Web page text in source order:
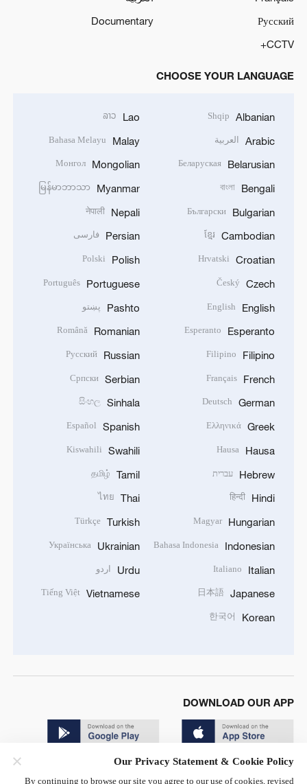
Русский
Documentary
CCTV+
CHOOSE YOUR LANGUAGE
Albanian
Shqip
Arabic العربية
Belarusian
Беларуская
Bengali
বাংলা
Bulgarian
Български
Cambodian
ខ្មែរ
Croatian
Hrvatski
Czech
Český
English
English
Esperanto
Esperanto
Filipino
Filipino
French
Français
German
Deutsch
Greek
Ελληνικά
Hausa
Hausa
Hebrew עברית
Hindi
हिन्दी
Hungarian
Magyar
Indonesian
Bahasa Indonesia
Italian
Italiano
Japanese
日本語
Korean
한국어
Lao
ລາວ
Malay
Bahasa Melayu
Mongolian
Монгол
Myanmar
မြန်မာဘာသာ
Nepali
नेपाली
Persian فارسی
Polish
Polski
Portuguese
Português
Pashto پښتو
Romanian
Română
Russian
Русский
Serbian
Српски
Sinhala
සිංහල
Spanish
Español
Swahili
Kiswahili
Tamil
தமிழ்
Thai
ไทย
Turkish
Türkçe
Ukrainian
Українська
Urdu اردو
Vietnamese
Tiếng Việt
DOWNLOAD OUR APP
Our Privacy Statement & Cookie Policy
By continuing to browse our site you agree to our use of cookies, revised